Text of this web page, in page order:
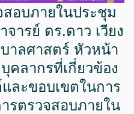
อบภายในประชุม
ารย์ ดร.ดาว เวียง
ลศาสตร์ หัวหน้า
คลากรที่เกี่ยวข้อง
ละขอบเขตในการ
รตรวจสอบภายใน